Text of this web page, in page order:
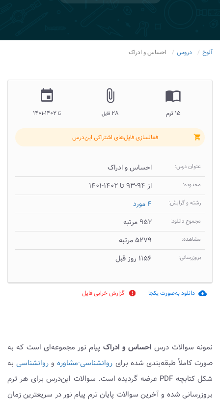
آلوخ دروس احساس و ادراک
import_contacts
۱۵ ترم
attach_file
۲۸ فایل
insert_invitation
تا۱۴۰۲-۱۴۰۱
shopping_cart فعالسازی فایل‌های اشتراکی این‌درس
عنوان درس: احساس و ادراک
محدوده: از ۹۴-۹۳ تا ۱۴۰۲-۱۴۰۱
رشته و گرایش: ۴ مورد
مجموع دانلود: ۹۵۲ مرتبه
مشاهده: ۵۲۷۹ مرتبه
بروزرسانی: ۱۱۵۶ روز قبل
cloud_download دانلود به‌صورت یکجا report گزارش خرابی فایل
نمونه سوالات درس احساس و ادراک پیام نور مجموعه‌ای است که به
صورت کاملاً طبقه‌بندی شده برای روانشناسی-مشاورهو روانشناسیبه
شکل کتابچه PDF عرضه گردیده است. سوالات این‌درس برای هر ترم
بروزرسانی شده و آخرین سوالات پایان ترم پیام نور در سریعترین زمان